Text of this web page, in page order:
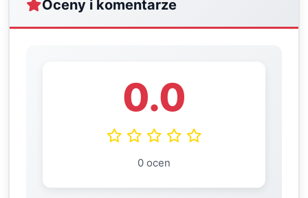
Oceny i komentarze
0.0
0 ocen